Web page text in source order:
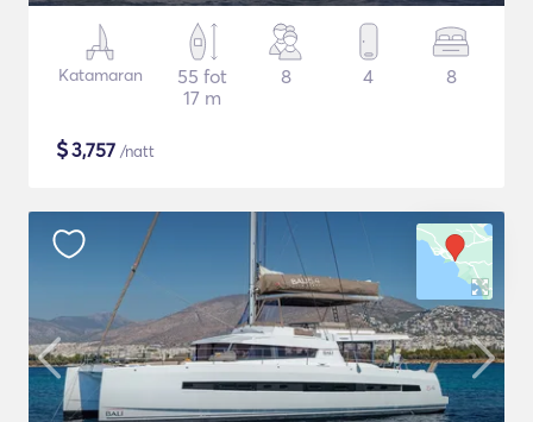
Katamaran
55 fot
17 m
8 4 8
$3,757 /natt